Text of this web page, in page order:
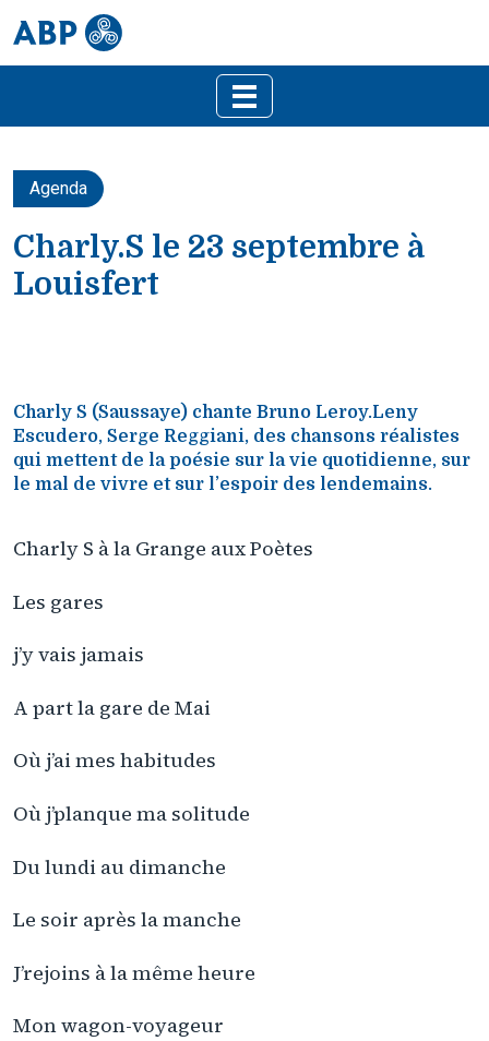
Agenda
Charly.S le 23 septembre à
Louisfert
Charly S (Saussaye) chante Bruno Leroy.Leny
Escudero, Serge Reggiani, des chansons réalistes
qui mettent de la poésie sur la vie quotidienne, sur
le mal de vivre et sur l’espoir des lendemains.
Charly S à la Grange aux Poètes
Les gares
j’y vais jamais
A part la gare de Mai
Où j’ai mes habitudes
Où j’planque ma solitude
Du lundi au dimanche
Le soir après la manche
J’rejoins à la même heure
Mon wagon-voyageur